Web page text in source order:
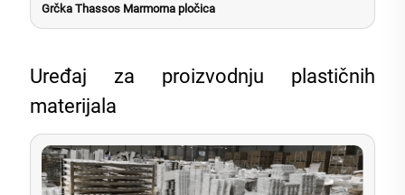
Grčka Thassos Marmorna pločica
Uređaj za proizvodnju plastičnih
materijala